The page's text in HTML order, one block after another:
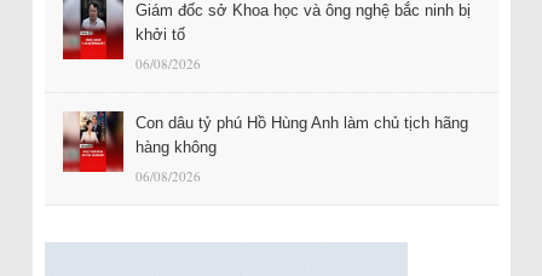
Giám đốc sở Khoa học và ông nghệ bắc ninh bị
khởi tố
06/08/2026
Con dâu tỷ phú Hồ Hùng Anh làm chủ tịch hãng
hàng không
06/08/2026